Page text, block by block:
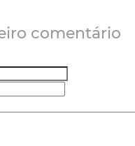
comentário